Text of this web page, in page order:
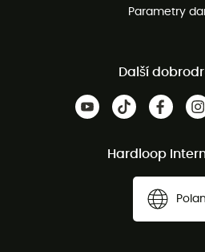
Parametry
Další
Hardloop